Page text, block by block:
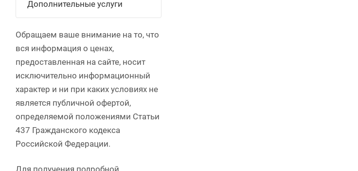
Дополнительные услуги
Обращаем ваше внимание на то, что
вся информация о ценах,
предоставленная на сайте, носит
исключительно информационный
характер и ни при каких условиях не
является публичной офертой,
определяемой положениями Статьи
437 Гражданского кодекса
Российской Федерации.
Для получения подробной